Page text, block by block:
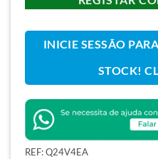
INICIE SESSÃO
STOCK!
REF:Q24V4EA